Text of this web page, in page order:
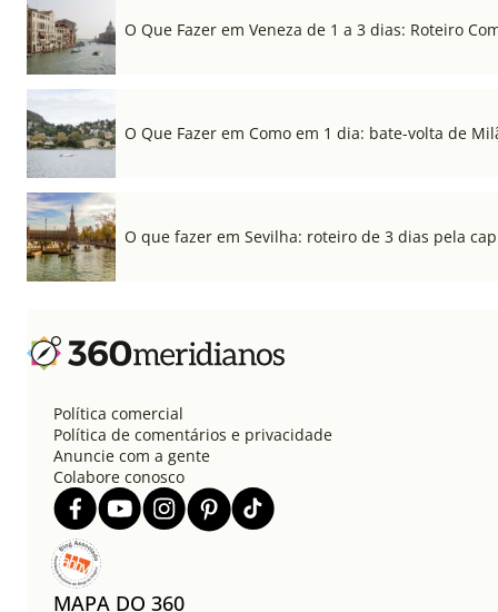
O Que Fazer em Veneza de 1 a 3 dias: Roteiro
O Que Fazer em Como em 1 dia: bate-volta de
O que fazer em Sevilha: roteiro de 3 dias pela
Política comercial
Política de comentários e privacidade
Anuncie com a gente
Colabore conosco
MAPA DO 360